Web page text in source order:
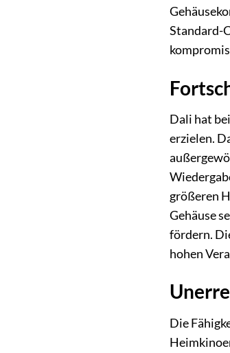
Standard-
Dali hat
erzielen.
größeren
Gehäuse
fördern.
hohen
Die